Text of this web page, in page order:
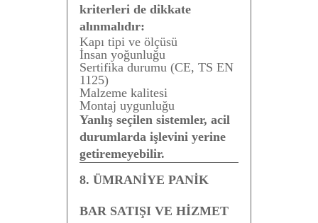
kriterleri de dikkate
alınmalıdır:
Kapı tipi ve ölçüsü
İnsan yoğunluğu
Sertifika durumu (CE, TS EN
1125)
Malzeme kalitesi
Montaj uygunluğu
Yanlış seçilen sistemler, acil
durumlarda işlevini yerine
getiremeyebilir.
8. ÜMRANİYE PANİK
BAR SATIŞI VE HİZMET